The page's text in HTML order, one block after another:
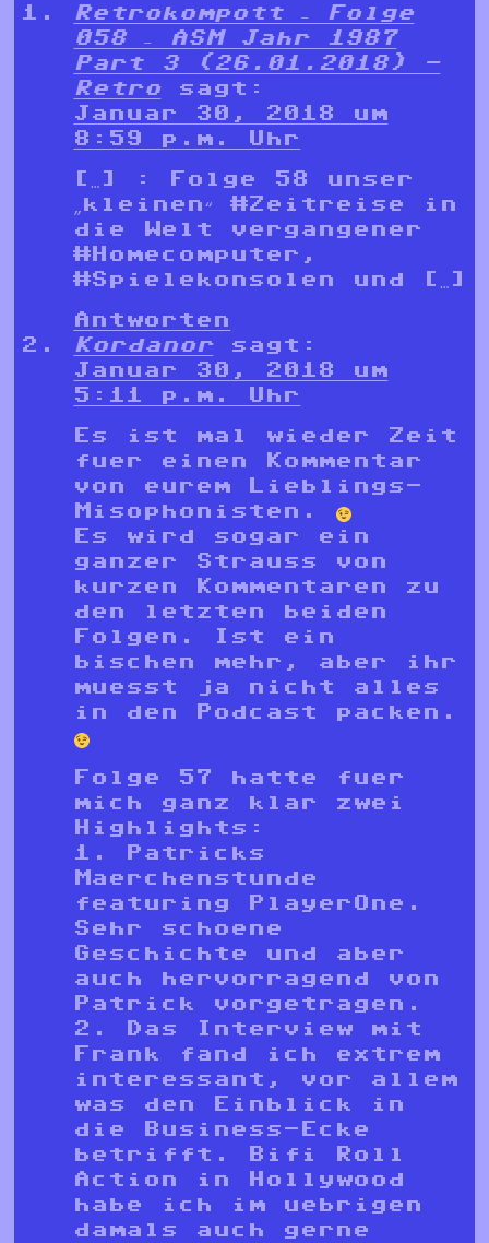
Retrokompott – Folge
058 – ASM Jahr 1987
Part 3 (26.01.2018) -
Retro
sagt:
Januar 30, 2018 um
8:59 p.m. Uhr
[…] : Folge 58 unser
„kleinen“ #Zeitreise in
die Welt vergangener
#Homecomputer,
#Spielekonsolen und […]
Antworten
Kordanor
sagt:
Januar 30, 2018 um
5:11 p.m. Uhr
Es ist mal wieder Zeit
fuer einen Kommentar
von eurem Lieblings-
Misophonisten.
Es wird sogar ein
ganzer Strauss von
kurzen Kommentaren zu
den letzten beiden
Folgen. Ist ein
bischen mehr, aber ihr
muesst ja nicht alles
in den Podcast packen.
Folge 57 hatte fuer
mich ganz klar zwei
Highlights:
1. Patricks
Maerchenstunde
featuring PlayerOne.
Sehr schoene
Geschichte und aber
auch hervorragend von
Patrick vorgetragen.
2. Das Interview mit
Frank fand ich extrem
interessant, vor allem
was den Einblick in
die Business-Ecke
betrifft. Bifi Roll
Action in Hollywood
habe ich im uebrigen
damals auch gerne